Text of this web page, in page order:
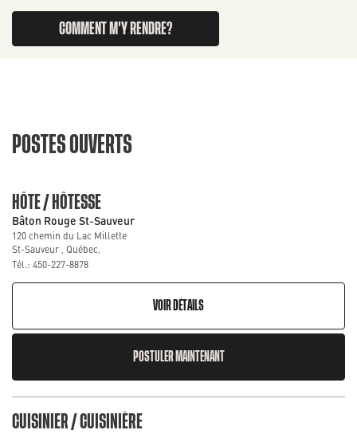
COMMENT M'Y RENDRE?
POSTES OUVERTS
HÔTE / HÔTESSE
Bâton Rouge St-Sauveur
120 chemin du Lac Millette
St-Sauveur , Québec,
Tél.: 450-227-8878
VOIR DÉTAILS
POSTULER MAINTENANT
CUISINIER / CUISINIÈRE